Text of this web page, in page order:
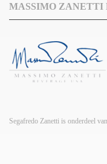
MASSIMO ZANETTI
Segafredo Zanetti is onderdeel